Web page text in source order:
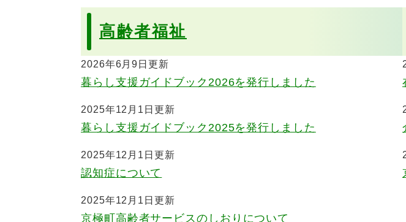
高齢者福祉
2026年6月9日更新
暮らし支援ガイドブック2026を発行しました
2025年12月1日更新
暮らし支援ガイドブック2025を発行しました
2025年12月1日更新
認知症について
2025年12月1日更新
京極町高齢者サービスのしおりについて